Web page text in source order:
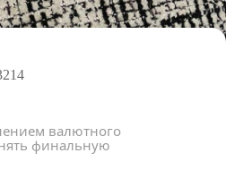
валютного
финальную